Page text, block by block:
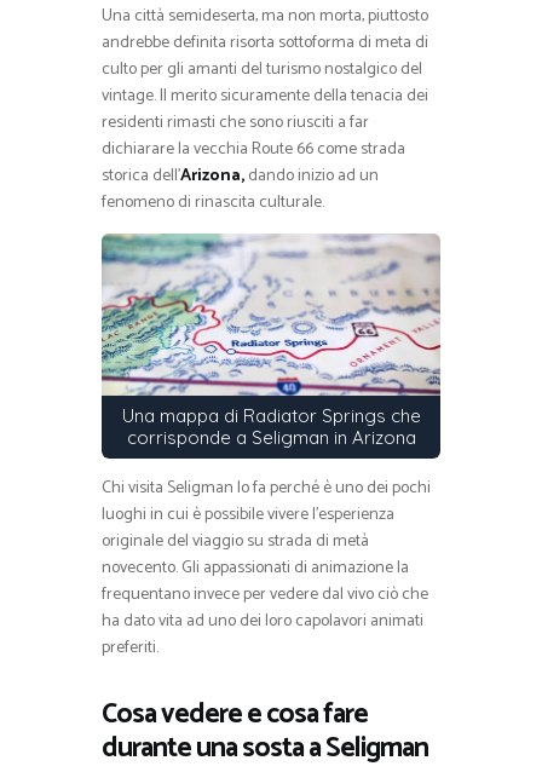
Una città semideserta, ma non morta, piuttosto
andrebbe definita risorta sottoforma di meta di
culto per gli amanti del turismo nostalgico del
vintage. Il merito sicuramente della tenacia dei
residenti rimasti che sono riusciti a far
dichiarare la vecchia Route 66 come strada
storica dell’Arizona,dando inizio ad un
fenomeno di rinascita culturale.
Una mappa di Radiator Springs che
corrisponde a Seligman in Arizona
Chi visita Seligman lo fa perché è uno dei pochi
luoghi in cui è possibile vivere l’esperienza
originale del viaggio su strada di metà
novecento. Gli appassionati di animazione la
frequentano invece per vedere dal vivo ciò che
ha dato vita ad uno dei loro capolavori animati
preferiti.
Cosa vedere e cosa fare
durante una sosta a Seligman